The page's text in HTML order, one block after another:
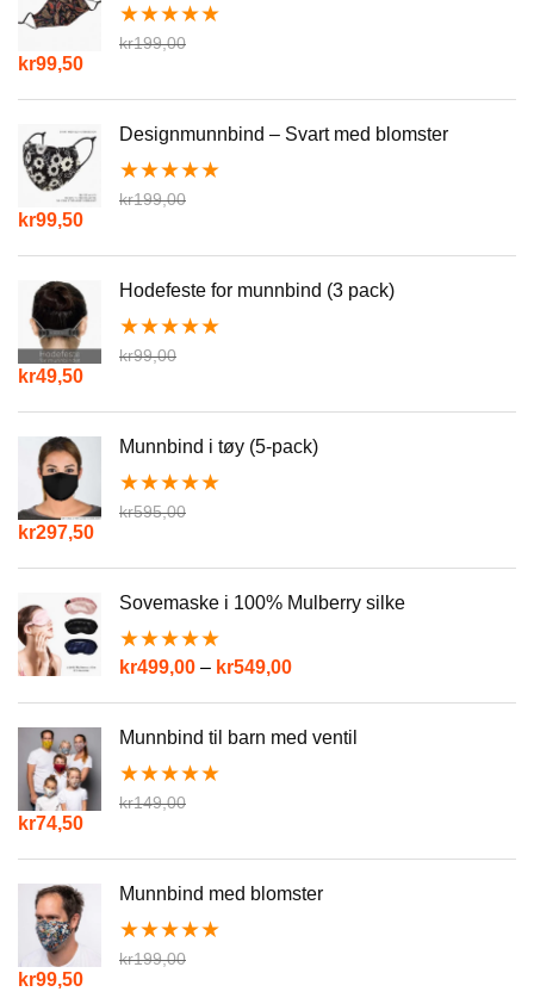
★★★★★
kr199,00
Opprinnelig
var:
kr199,00.
kr99,50Nåværende
er:
kr99,50.Designmunnbind – Svart med blomster
★★★★★
kr199,00
Opprinnelig
var:
kr199,00.
kr99,50Nåværende
er:
kr99,50.Hodefeste for munnbind (3 pack)
★★★★★
kr99,00
Opprinnelig
var:
kr99,00.
kr49,50Nåværende
er:
kr49,50.Munnbind i tøy (5-pack)
★★★★★
kr595,00
Opprinnelig
var:
kr595,00.
kr297,50Nåværende
er:
kr297,50.
Sovemaske i 100% Mulberry silke
★★★★★
kr499,00 – kr549,00
Munnbind til barn med ventil
★★★★★
kr149,00
Opprinnelig
var:
kr149,00.
kr74,50Nåværende
er:
kr74,50.Munnbind med blomster
★★★★★
kr199,00
Opprinnelig
kr99,50Nåværende